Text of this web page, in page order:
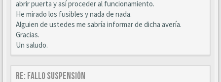
abrir puerta y así proceder al funcionamiento.
He mirado los fusibles y nada de nada.
Alguien de ustedes me sabría informar de dicha avería.
Gracias.
Un saludo.
Re: Fallo suspensión